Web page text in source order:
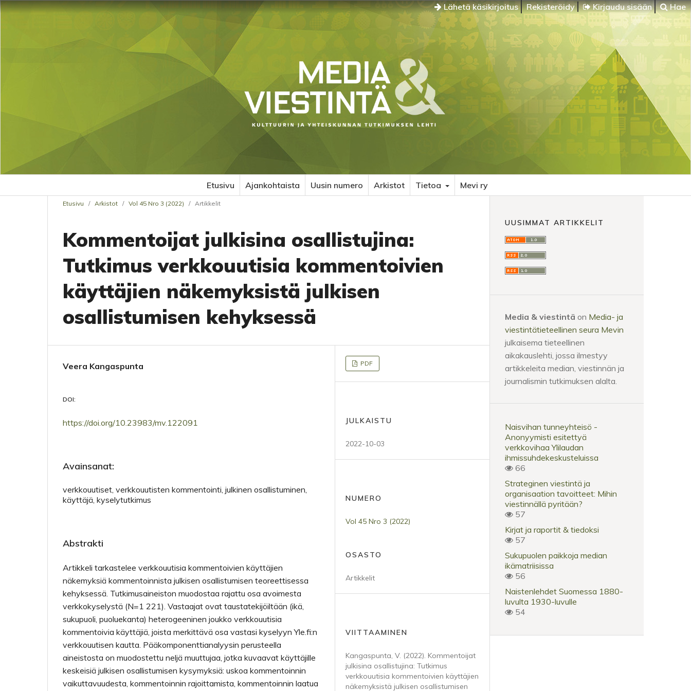
Lähetä käsikirjoitus Rekisteröidy Kirjaudu sisään Hae
Etusivu Ajankohtaista Uusin numero Arkistot Tietoa Mevi ry
Etusivu / Arkistot / Vol 45 Nro 3 (2022) / Artikkelit
Kommentoijat julkisina osallistujina:
Tutkimus verkkouutisia kommentoivien
käyttäjien näkemyksistä julkisen
osallistumisen kehyksessä
Veera Kangaspunta
DOI:
https://doi.org/10.23983/mv.122091
Avainsanat:
verkkouutiset, verkkouutisten kommentointi, julkinen osallistuminen,
käyttäjä, kyselytutkimus
Abstrakti
Artikkeli tarkastelee verkkouutisia kommentoivien käyttäjien
näkemyksiä kommen­toinnista julkisen osallistumisen teoreettisessa
kehyksessä. Tutkimusaineiston muodostaa rajattu osa avoimesta
verkkokyselystä (N=1 221). Vastaajat ovat tausta­tekijöiltään (ikä,
sukupuoli, puoluekanta) heterogeeninen joukko verkkouutisia
kommentoivia käyttäjiä, joista merkittävä osa vastasi kyselyyn Yle.fi:n
verkkouuti­sen kautta. Pääkomponenttianalyysin perusteella
aineistosta on muodostettu neljä muuttujaa, jotka kuvaavat käyttäjille
keskeisiä julkisen osallistumisen kysymyksiä: uskoa kommentoinnin
vaikuttavuudesta, kommentoinnin rajoittamista, kommen­toinnin laatua
PDF
JULKAISTU
2022-10-03
NUMERO
Vol 45 Nro 3 (2022)
OSASTO
Artikkelit
VIITTAAMINEN
Kangaspunta, V. (2022). Kommentoijat
julkisina osallistujina: Tutkimus
verkkouutisia kommentoivien käyttäjien
näkemyksistä julkisen osallistumisen
UUSIMMAT ARTIKKELIT
Media & viestintä on Media- ja
viestintätieteellinen seura Mevin
julkaisema tieteellinen
aikakauslehti, jossa ilmestyy
artikkeleita median, viestinnän ja
journalismin tutkimuksen alalta.
Naisvihan tunneyhteisö -
Anonyymisti esitettyä
verkkovihaa Ylilaudan
ihmissuhdekeskusteluissa
66
Strateginen viestintä ja
organisaation tavoitteet: Mihin
viestinnällä pyritään?
57
Kirjat ja raportit & tiedoksi
57
Sukupuolen paikkoja median
ikämatriisissa
56
Naistenlehdet Suomessa 1880-
luvulta 1930-luvulle
54